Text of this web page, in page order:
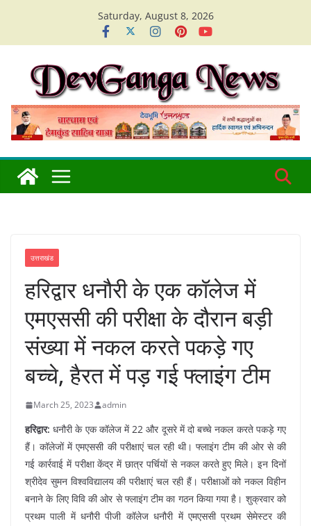
content
Saturday, August 8, 2026
उत्तराखंड
हरिद्वार धनौरी के एक कॉलेज में
एमएससी की परीक्षा के दौरान बड़ी
संख्या में नकल करते पकड़े गए
बच्चे, हैरत में पड़ गई फ्लाइंग टीम
March 25, 2023 admin
हरिद्वार: धनौरी के एक कॉलेज में 22 और दूसरे में दो बच्चे नकल करते पकड़े गए
हैं। कॉलेजों में एमएससी की परीक्षाएं चल रही थी। फ्लाइंग टीम की ओर से की
गई कार्रवाई में परीक्षा केंद्र में छात्र पर्चियों से नकल करते हुए मिले। इन दिनों
श्रीदेव सुमन विश्वविद्यालय की परीक्षाएं चल रही हैं। परीक्षाओं को नकल विहीन
बनाने के लिए विवि की ओर से फ्लाइंग टीम का गठन किया गया है। शुक्रवार को
प्रथम पाली में धनौरी पीजी कॉलेज धनौरी में एमएससी प्रथम सेमेस्टर की